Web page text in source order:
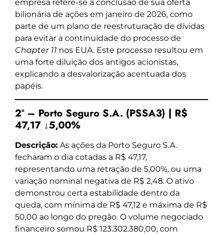
empresa refere-se à conclusão de sua oferta
bilionária de ações em janeiro de 2026, como
parte de um plano de reestruturação de dívidas
para evitar a continuidade do processo de
Chapter 11 nos EUA. Este processo resultou em
uma forte diluição dos antigos acionistas,
explicando a desvalorização acentuada dos
papéis.
2º – Porto Seguro S.A. (PSSA3) | R$
47,17 ↓5,00%
Descrição: As ações da Porto Seguro S.A.
fecharam o dia cotadas a R$ 47,17,
representando uma retração de 5,00%, ou uma
variação nominal negativa de R$ 2,48. O ativo
demonstrou certa estabilidade dentro da
queda, com mínima de R$ 47,12 e máxima de R$
50,00 ao longo do pregão. O volume negociado
financeiro somou R$ 123.302.380,00, com